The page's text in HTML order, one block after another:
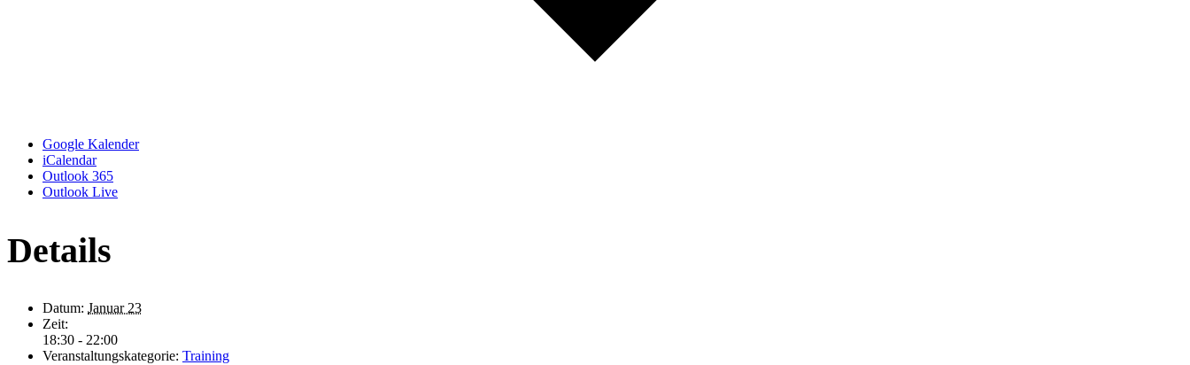
Google Kalender
iCalendar
Outlook 365
Outlook Live
Details
Datum: Januar 23
Zeit:
18:30 - 22:00
Veranstaltungskategorie: Training